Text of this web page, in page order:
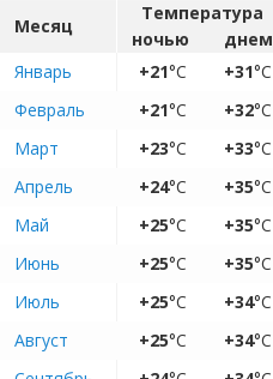
Месяц
Температура
ночью
днем
Январь
+21°C +31°C
Февраль
+21°C +32°C
Март
+23°C +33°C
Апрель
+24°C +35°C
Май
+25°C +35°C
Июнь
+25°C +35°C
Июль
+25°C +34°C
Август
+25°C +34°C